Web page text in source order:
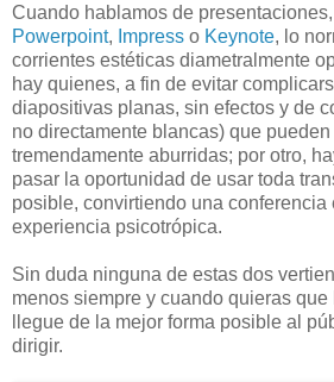
Cuando hablamos de
Powerpoint, Impress o Keynote, lo
corrientes estéticas diametralmente
hay quienes, a fin de evitar
diapositivas planas, sin efectos y de
no directamente blancas) que
tremendamente aburridas; por otro,
pasar la oportunidad de usar toda
posible, convirtiendo una conferencia
experiencia psicotrópica.
Sin duda ninguna de estas dos
menos siempre y cuando quieras
llegue de la mejor forma posible al
dirigir.